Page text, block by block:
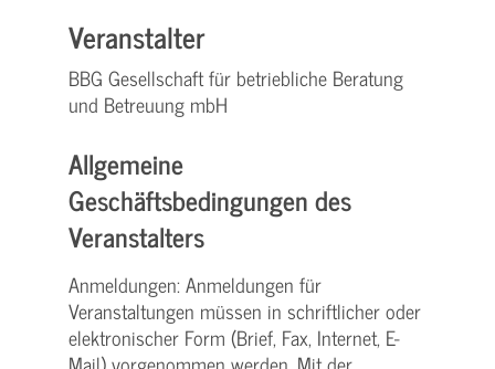
Veranstalter
BBG Gesellschaft für betriebliche Beratung
und Betreuung mbH
Allgemeine
Geschäftsbedingungen des
Veranstalters
Anmeldungen: Anmeldungen für
Veranstaltungen müssen in schriftlicher oder
elektronischer Form (Brief, Fax, Internet, E-